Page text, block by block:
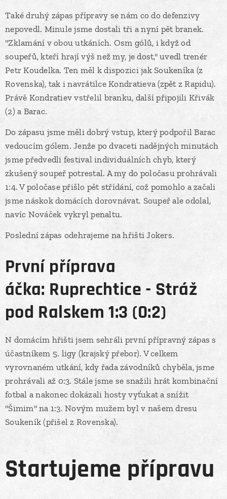
Také druhý zápas přípravy se nám co do defenzivy
nepovedl. Minule jsme dostali tři a nyní pět branek.
"Zklamání v obou utkáních. Osm gólů, i když od
soupeřů, kteří hrají výš než my, je dost," uvedl trenér
Petr Koudelka. Ten měl k dispozici jak Soukeníka (z
Rovenska), tak i navrátilce Kondratieva (zpět z Rapidu).
Právě Kondratiev vstřelil branku, další připojili Křivák
(2) a Barac.
Do zápasu jsme měli dobrý vstup, který podpořil Barac
vedoucím gólem. Jenže po dvaceti nadějných minutách
jsme předvedli festival individuálních chyb, který
zkušený soupeř potrestal. A my do poločasu prohrávali
1:4. V poločase přišlo pět střídání, což pomohlo a začali
jsme náskok domácích dorovnávat. Soupeř ale odolal,
navíc Nováček vykryl penaltu.
Poslední zápas odehrajeme na hřišti Jokers.
První příprava
áčka: Ruprechtice - Stráž
pod Ralskem 1:3 (0:2)
N domácím hřišti jsem sehráli první přípravný zápas s
účastníkem 5. ligy (krajský přebor). V celkem
vyrovnaném utkání, kdy řada závodníků chyběla, jsme
prohrávali až 0:3. Stále jsme se snažili hrát kombinační
fotbal a nakonec dokázali hosty vyťukat a snížit
"Šimim" na 1:3. Novým mužem byl v našem dresu
Soukeník (přišel z Rovenska).
Startujeme přípravu